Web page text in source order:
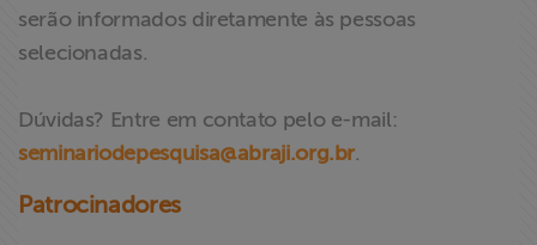
serão informados diretamente às pessoas
selecionadas.
Dúvidas? Entre em contato pelo e-mail:
seminariodepesquisa@abraji.org.br.
Patrocinadores